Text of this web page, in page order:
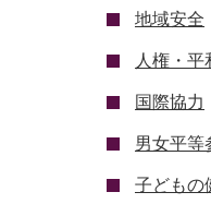
地域安全
人権・平
国際協力
男女平等
子どもの